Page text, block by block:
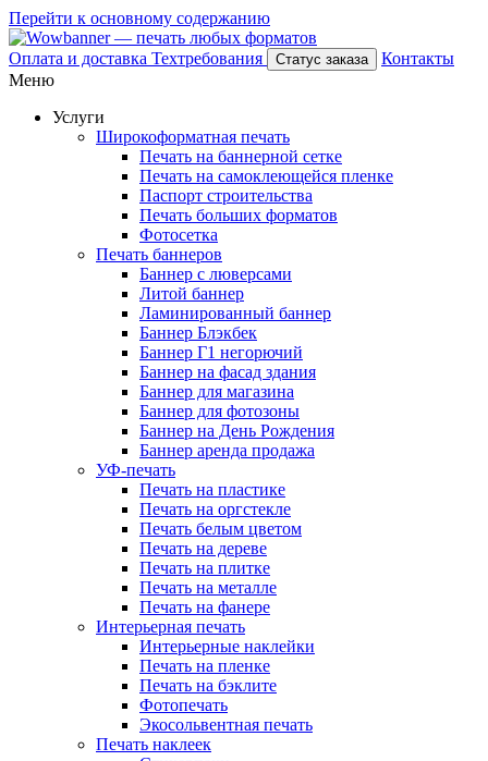
Перейти к основному содержанию
Оплата и доставка Техтребования Статус заказа
Контакты
Меню
Услуги
Широкоформатная печать
Печать на баннерной сетке
Печать на самоклеющейся пленке
Паспорт строительства
Печать больших форматов
Фотосетка
Печать баннеров
Баннер с люверсами
Литой баннер
Ламинированный баннер
Баннер Блэкбек
Баннер Г1 негорючий
Баннер на фасад здания
Баннер для магазина
Баннер для фотозоны
Баннер на День Рождения
Баннер аренда продажа
УФ-печать
Печать на пластике
Печать на оргстекле
Печать белым цветом
Печать на дереве
Печать на плитке
Печать на металле
Печать на фанере
Интерьерная печать
Интерьерные наклейки
Печать на пленке
Печать на бэклите
Фотопечать
Экосольвентная печать
Печать наклеек